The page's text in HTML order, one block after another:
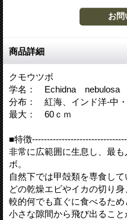
商品詳細
クモウツボ
学名： Echidna nebulosa
分布： 紅海、インド洋-中
最大： 60ｃｍ
■特徴
非常に広範囲に生息し、最
ボ。
自然下では甲殻類を専食し
どの乾燥エビやイカの切り
較的何でも直ぐに食べるため
小さな隙間から飛び出るこ